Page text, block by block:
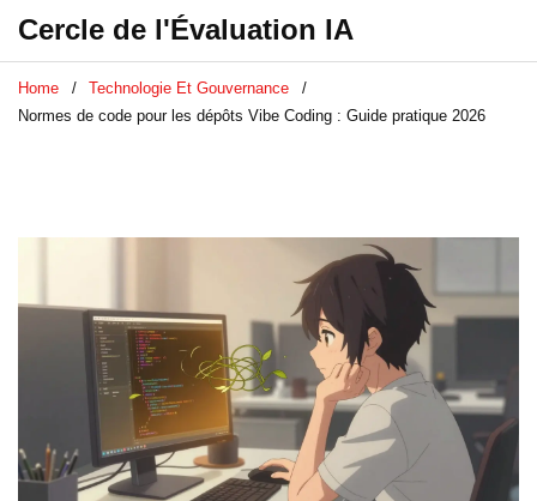
Cercle de l'Évaluation IA
Home
Technologie Et Gouvernance
Normes de code pour les dépôts Vibe Coding : Guide pratique 2026